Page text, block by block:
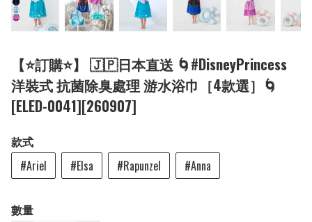
【⭐訂購⭐】 🇯🇵日本直送 🌀#DisneyPrincess
洋裝式 抗菌除臭處理 游水浴巾［4款選］🌀
[ELED-0041][260907]
款式
#Ariel
#Elsa #Rapunzel #Anna
數量